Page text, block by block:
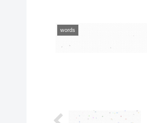
words